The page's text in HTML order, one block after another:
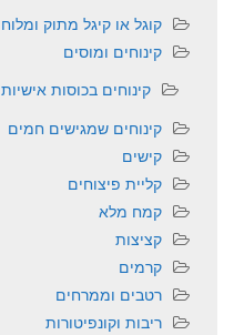
קוגל או קיגל מתוק ומלוח
קינוחים ומוסים
קינוחים בכוסות אישיות
קינוחים שמגישים חמים
קישים
קליית פיצוחים
קמח מלא
קציצות
קרמים
רטבים וממרחים
ריבות וקונפיטורות